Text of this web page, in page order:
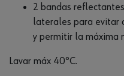
2 bandas
laterales para evitar
y permitir la máxima
Lavar máx 40ºC.